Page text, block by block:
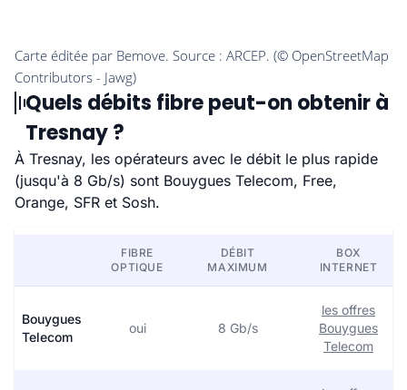
Quels débits fibre peut-on obtenir à
Tresnay ?
À Tresnay, les opérateurs avec le débit le plus rapide
(jusqu'à 8 Gb/s) sont Bouygues Telecom, Free,
Orange, SFR et Sosh.
FIBRE
OPTIQUE
DÉBIT
MAXIMUM
BOX
INTERNET
Bouygues
Telecom
oui 8 Gb/s
les offres
Bouygues
Telecom